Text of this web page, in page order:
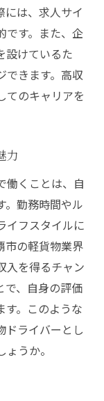
には、求人サイ
です。また、企
設けているた
できます。高収
てのキャリアを
力
働くことは、自
。勤務時間やル
イフスタイルに
市の軽貨物業界
入を得るチャン
で、自身の評価
す。このような
ドライバーとし
うか。